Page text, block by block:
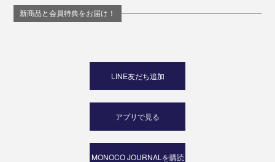
新商品と会員特典をお届け！
LINE友だち追加
アプリで見る
MONOCO JOURNALを購読